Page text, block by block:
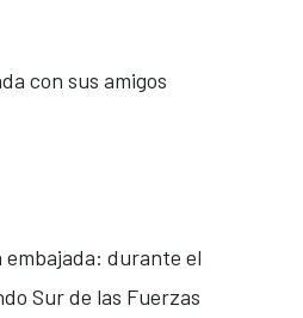
con sus amigos
embajada: durante el
Sur de las Fuerzas